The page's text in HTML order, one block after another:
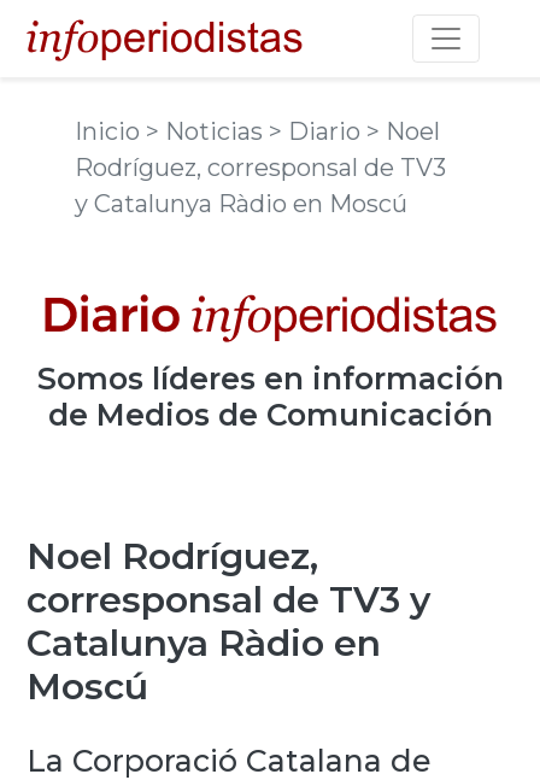
Toggle
Inicio > Noticias > Diario > Noel
Rodríguez, corresponsal de TV3
y Catalunya Ràdio en Moscú
Somos líderes en información
de Medios de Comunicación
Noel Rodríguez,
corresponsal de TV3 y
Catalunya Ràdio en
Moscú
La Corporació Catalana de